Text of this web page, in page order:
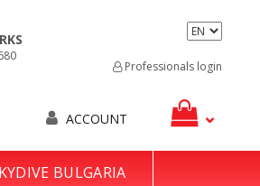
Professionals login
ACCOUNT
BULGARIA